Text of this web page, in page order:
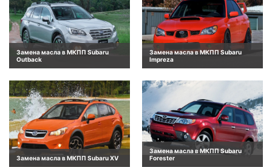
Замена масла в МКПП Subaru
Outback
Замена масла в МКПП Subaru
Impreza
Замена масла в МКПП Subaru XV
Замена масла в МКПП Subaru
Forester